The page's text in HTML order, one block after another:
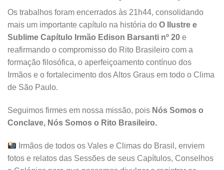
Os trabalhos foram encerrados às 21h44, consolidando
mais um importante capítulo na história do O Ilustre e
Sublime Capítulo Irmão Edison Barsanti nº 20 e
reafirmando o compromisso do Rito Brasileiro com a
formação filosófica, o aperfeiçoamento contínuo dos
Irmãos e o fortalecimento dos Altos Graus em todo o Clima
de São Paulo.
Seguimos firmes em nossa missão, pois Nós Somos o
Conclave, Nós Somos o Rito Brasileiro.
Irmãos de todos os Vales e Climas do Brasil, enviem
fotos e relatos das Sessões de seus Capítulos, Conselhos